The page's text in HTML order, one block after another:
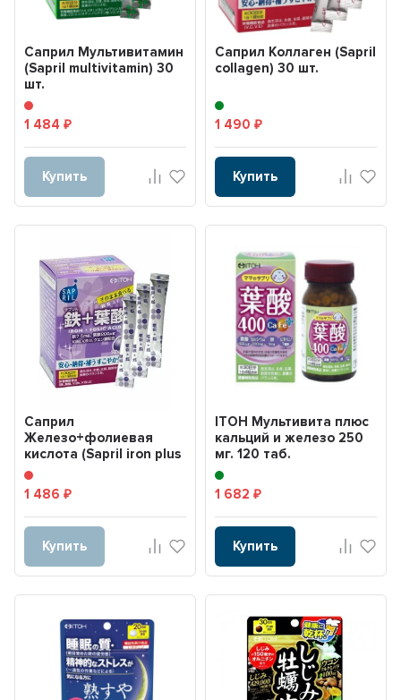
Саприл Мультивитамин
(Sapril multivitamin) 30
шт.
1 484₽
Купить
Саприл Коллаген (Sapril
collagen) 30 шт.
1 490 ₽
Купить
Саприл
Железо+фолиевая
кислота (Sapril iron plus
folic acid) 30 шт.
1 486₽
Купить
ITOH Мультивита плюс
кальций и железо 250
мг. 120 таб.
1 682 ₽
Купить